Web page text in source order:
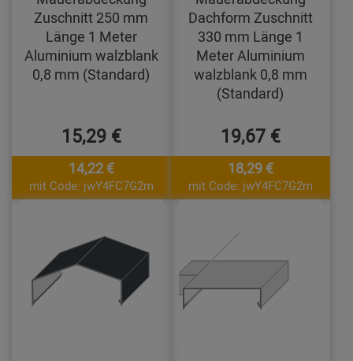
Zuschnitt 250 mm
Länge 1 Meter
Aluminium walzblank
0,8 mm (Standard)
15,29 €
14,22 €
mit Code: jwY4FC7G2m
Dachform Zuschnitt
330 mm Länge 1
Meter Aluminium
walzblank 0,8 mm
(Standard)
19,67 €
18,29 €
mit Code: jwY4FC7G2m